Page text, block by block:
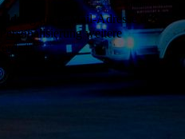
die E-Mail-Adresse des
weitere